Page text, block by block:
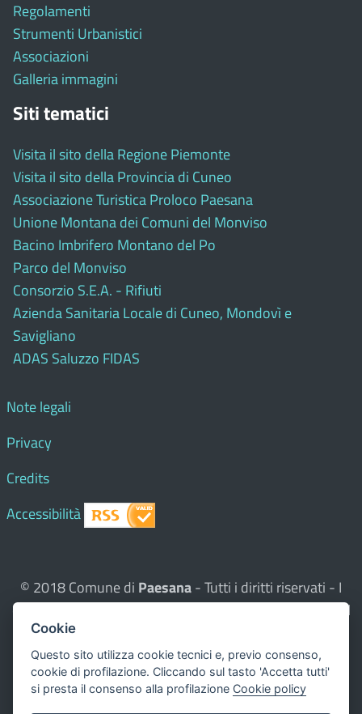
Regolamenti
Strumenti Urbanistici
Associazioni
Galleria immagini
Siti tematici
Visita il sito della Regione Piemonte
Visita il sito della Provincia di Cuneo
Associazione Turistica Proloco Paesana
Unione Montana dei Comuni del Monviso
Bacino Imbrifero Montano del Po
Parco del Monviso
Consorzio S.E.A. - Rifiuti
Azienda Sanitaria Locale di Cuneo, Mondovì e
Savigliano
ADAS Saluzzo FIDAS
Note legali
Privacy
Credits
Accessibilità
© 2018 Comune di Paesana- Tutti i diritti riservati - I
contenuti del sito, testi e immagini sono di proprietà del
Comune - CMS:
Questo sito utilizza, nella versione per UTENTI CON
DISLESSIA,Biancoenero ®, una font italiana ad Alta
Leggibilità.
Cookie
Questo sito utilizza cookie tecnici e, previo consenso,
cookie di profilazione. Cliccando sul tasto 'Accetta tutti'
si presta il consenso alla profilazione Cookie policy